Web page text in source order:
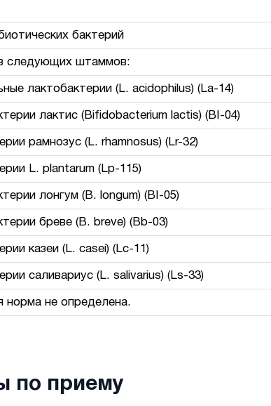
бактерий
следующих штаммов:
лактобактерии (L. acidophilus) (La-14)
лактис (Bifidobacterium lactis) (BI-04)
рамнозус (L. rhamnosus) (Lr-32)
L. plantarum (Lp-115)
лонгум (B. longum) (BI-05)
бреве (B. breve) (Bb-03)
казеи (L. casei) (Lc-11)
саливариус (L. salivarius) (Ls-33)
норма не определена.
по приему